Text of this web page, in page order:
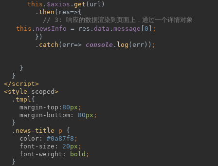
this . $axios . get (url)
. then (res=>{
// 3: 响应的数据渲染到页面上，通过一个详情对象
this . newsInfo = res. data . message 0
;
})
. catch (err=> console . log (err)) ;
}
}
</script>
<style scoped>
. tmpl{
margin-top : 80px ;
margin-bottom : 80px ;
}
. news-title p {
color : #0a87f8 ;
font-size : 20px ;
font-weight : bold ;
}